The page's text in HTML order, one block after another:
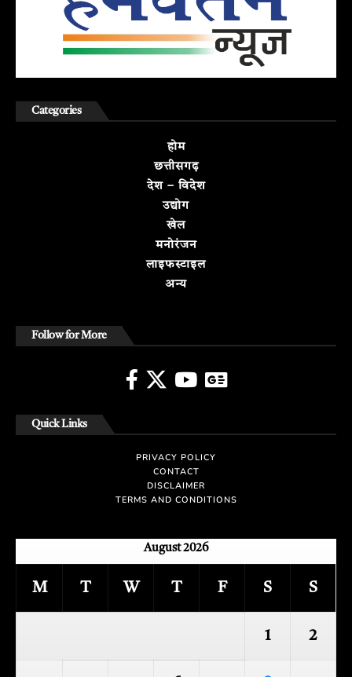
Categories
होम
छत्तीसगढ़
देश – विदेश
उद्योग
खेल
मनोरंजन
लाइफस्टाइल
अन्य
Follow for More
Quick Links
PRIVACY POLICY
CONTACT
DISCLAIMER
TERMS AND CONDITIONS
August 2026
M T W T F S S
1 2